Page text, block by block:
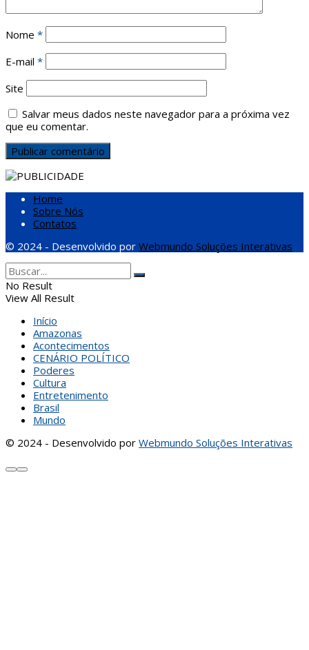
Nome *
E-mail *
Site
Salvar meus dados neste navegador para a próxima vez
que eu comentar.
Home
Sobre Nós
Contatos
© 2024 - Desenvolvido por Webmundo Soluções Interativas
No Result
View All Result
Início
Amazonas
Acontecimentos
CENÁRIO POLÍTICO
Poderes
Cultura
Entretenimento
Brasil
Mundo
© 2024 - Desenvolvido por Webmundo Soluções Interativas